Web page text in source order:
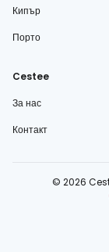
Кипър
Порто
Cestee
За нас
Контакт
© 2026